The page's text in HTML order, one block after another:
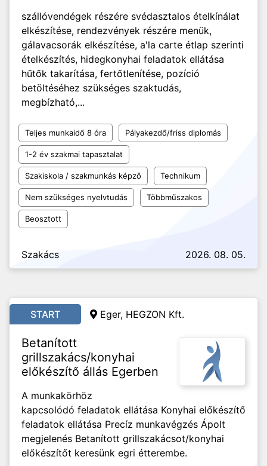
szállóvendégek részére svédasztalos ételkínálat
elkészítése, rendezvények részére menük,
gálavacsorák elkészítése, a'la carte étlap szerinti
ételkészítés, hidegkonyhai feladatok ellátása
hűtők takarítása, fertőtlenítése, pozíció
betöltéséhez szükséges szaktudás,
megbízható,...
Teljes munkaidő 8 óra Pályakezdő/friss diplomás
1-2 év szakmai tapasztalat
Szakiskola / szakmunkás képző Technikum
Nem szükséges nyelvtudás Többműszakos
Beosztott
Szakács 2026. 08. 05.
START Eger, HEGZON Kft.
Betanított
grillszakács/konyhai
előkészítő állás Egerben
A munkakörhöz
kapcsolódó feladatok ellátása Konyhai előkészítő
feladatok ellátása Precíz munkavégzés Ápolt
megjelenés Betanított grillszakácsot/konyhai
előkészítőt keresünk egri étterembe.